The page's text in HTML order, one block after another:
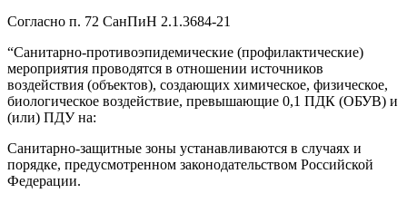
Согласно п. 72 СанПиН 2.1.3684-21
“Санитарно-противоэпидемические (профилактические)
мероприятия проводятся в отношении источников
воздействия (объектов), создающих химическое, физическое,
биологическое воздействие, превышающие 0,1 ПДК (ОБУВ) и
(или) ПДУ на:
Санитарно-защитные зоны устанавливаются в случаях и
порядке, предусмотренном законодательством Российской
Федерации.